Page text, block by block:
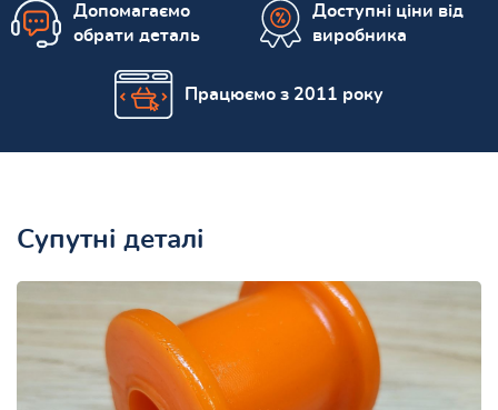
Допомагаємо
обрати деталь
Доступні ціни від
виробника
Працюємо з 2011 року
Супутні деталі